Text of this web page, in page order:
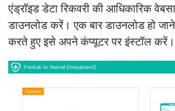
एंड्रॉइड डेटा रिकवरी की आधिकारिक
डाउनलोड करें। एक बार डाउनलोड हो जाने
करते हुए इसे अपने कंप्यूटर पर इंस्टॉल करें।